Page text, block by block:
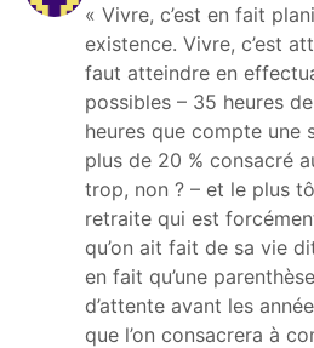
« Vivre, c’est en fait
existence. Vivre, c’est
faut atteindre en
possibles – 35 heures
heures que compte une
plus de 20 % consacré
trop, non ? – et le plus
retraite qui est
qu’on ait fait de sa vie
en fait qu’une
d’attente avant les
que l’on consacrera à